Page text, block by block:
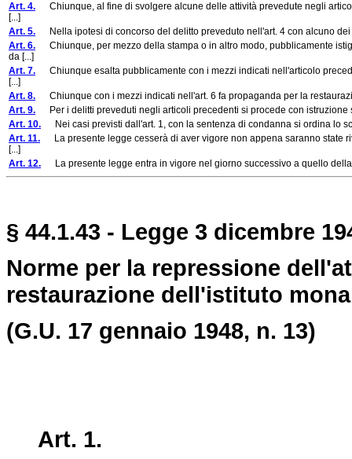
Art. 4. Chiunque, al fine di svolgere alcune delle attività prevedute negli
[...]
Art. 5. Nella ipotesi di concorso del delitto preveduto nell'art. 4 con alcuno
Art. 6. Chiunque, per mezzo della stampa o in altro modo, pubblicamente
da [...]
Art. 7. Chiunque esalta pubblicamente con i mezzi indicati nell'articolo
[...]
Art. 8. Chiunque con i mezzi indicati nell'art. 6 fa propaganda per la
Art. 9. Per i delitti preveduti negli articoli precedenti si procede con istruzione
Art. 10. Nei casi previsti dall'art. 1, con la sentenza di condanna si ordina lo
Art. 11. La presente legge cesserà di aver vigore non appena saranno state
[...]
Art. 12. La presente legge entra in vigore nel giorno successivo a quello
§ 44.1.43 - Legge 3 dicembre
Norme per la repressione
restaurazione dell'istituto
(G.U. 17 gennaio 1948, n. 13)
Art. 1.